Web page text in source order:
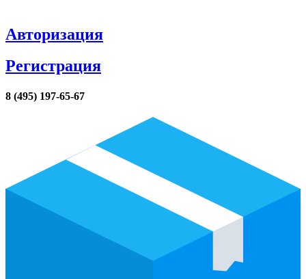
Авторизация
Регистрация
8 (495) 197-65-67